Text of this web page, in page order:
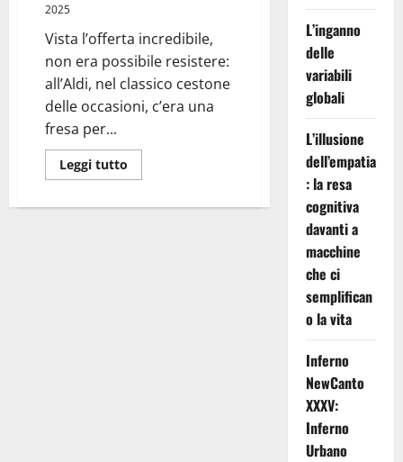
2025
Vista l’offerta incredibile,
non era possibile resistere:
all’Aldi, nel classico cestone
delle occasioni, c’era una
fresa per...
Leggi tutto
di
Fresa
L’inganno
delle
variabili
globali
L’illusione
dell’empatia
: la resa
cognitiva
davanti a
macchine
che ci
semplifican
o la vita
Inferno
NewCanto
XXXV:
Inferno
Urbano